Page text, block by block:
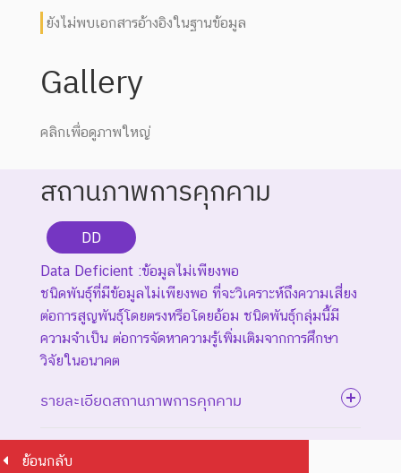
ยังไม่พบเอกสารอ้างอิงในฐานข้อมูล
Gallery
คลิกเพื่อดูภาพใหญ่
สถานภาพการคุกคาม
DD
Data Deficient :ข้อมูลไม่เพียงพอ
ชนิดพันธุ์ที่มีข้อมูลไม่เพียงพอ ที่จะวิเคราะห์ถึงความเสี่ยง
ต่อการสูญพันธุ์โดยตรงหรือโดยอ้อม ชนิดพันธุ์กลุ่มนี้มี
ความจำเป็น ต่อการจัดหาความรู้เพิ่มเติมจากการศึกษา
วิจัยในอนาคต
รายละเอียดสถานภาพการคุกคาม
ย้อนกลับ